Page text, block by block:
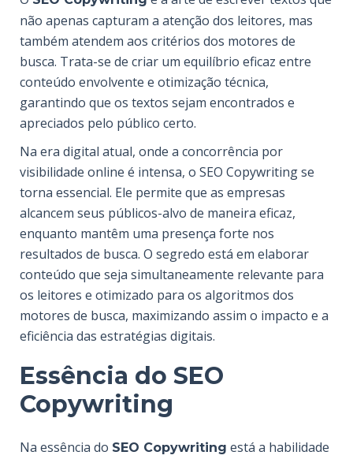
não apenas capturam a atenção dos leitores, mas
também atendem aos critérios dos motores de
busca. Trata-se de criar um equilíbrio eficaz entre
conteúdo envolvente e otimização técnica,
garantindo que os textos sejam encontrados e
apreciados pelo público certo.
Na era digital atual, onde a concorrência por
visibilidade online é intensa, o SEO Copywriting se
torna essencial. Ele permite que as empresas
alcancem seus públicos-alvo de maneira eficaz,
enquanto mantêm uma presença forte nos
resultados de busca. O segredo está em elaborar
conteúdo que seja simultaneamente relevante para
os leitores e otimizado para os algoritmos dos
motores de busca, maximizando assim o impacto e a
eficiência das estratégias digitais.
Essência do SEO
Copywriting
Na essência do SEO Copywriting está a habilidade